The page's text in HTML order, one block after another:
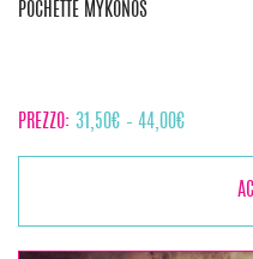
POCHETTE MYKONOS
PREZZO: 31,50€ – 44,00€